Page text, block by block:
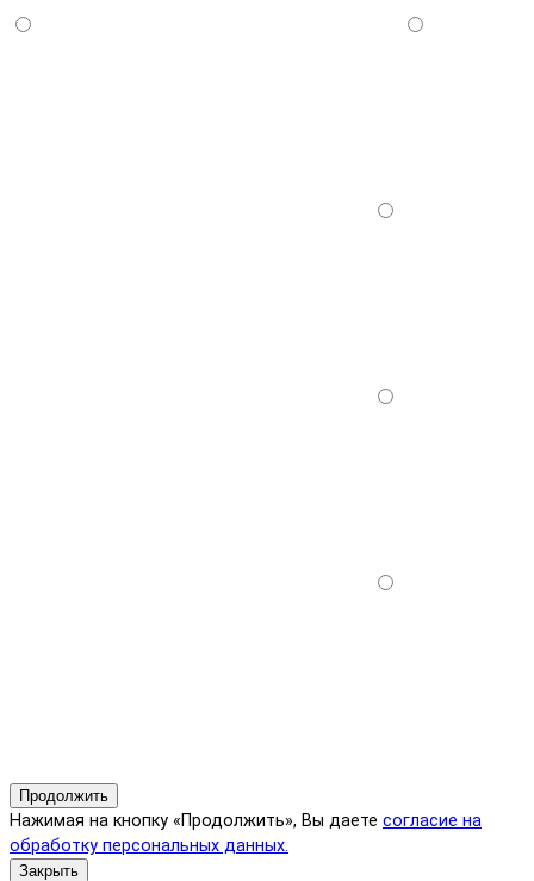
Продолжить
Нажимая на кнопку «Продолжить», Вы даете согласие на
обработку персональных данных.
Закрыть